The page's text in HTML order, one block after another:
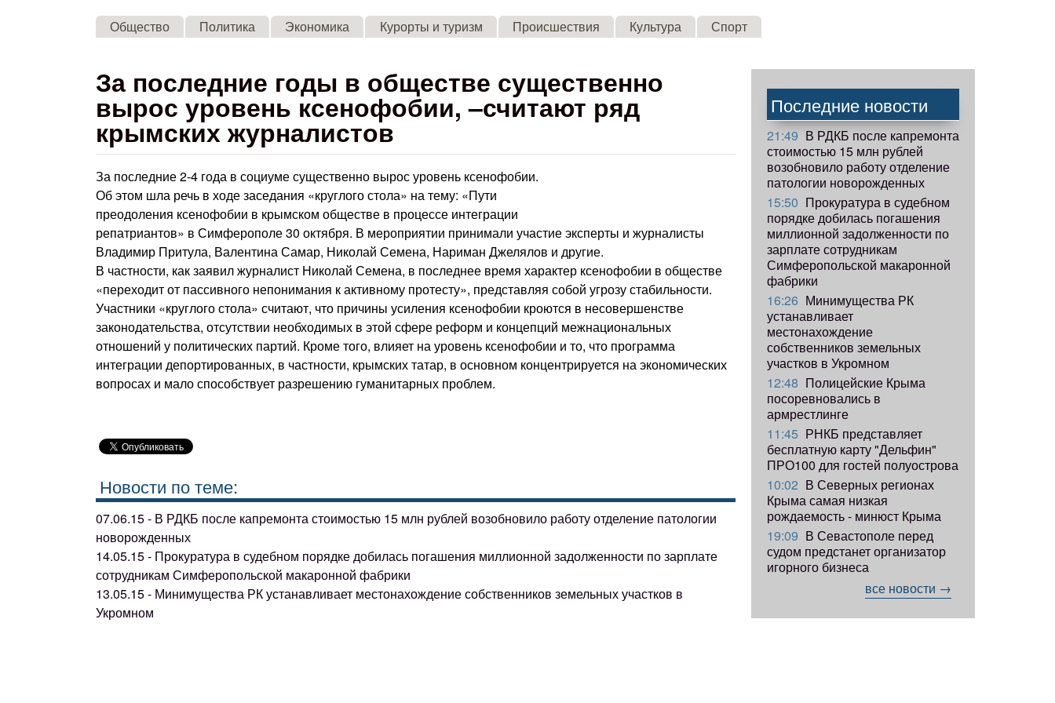
Skip to main content
Общество Политика Экономика Курорты и туризм Происшествия Культура Спорт
За последние годы в обществе существенно
вырос уровень ксенофобии, –считают ряд
крымских журналистов
За последние 2-4 года в социуме существенно вырос уровень ксенофобии.
Об этом шла речь в ходе заседания «круглого стола» на тему: «Пути
преодоления ксенофобии в крымском обществе в процессе интеграции
репатриантов» в Симферополе 30 октября. В мероприятии принимали участие эксперты и журналисты
Владимир Притула, Валентина Самар, Николай Семена, Нариман Джелялов и другие.
В частности, как заявил журналист Николай Семена, в последнее время характер ксенофобии в обществе
«переходит от пассивного непонимания к активному протесту», представляя собой угрозу стабильности.
Участники «круглого стола» считают, что причины усиления ксенофобии кроются в несовершенстве
законодательства, отсутствии необходимых в этой сфере реформ и концепций межнациональных
отношений у политических партий. Кроме того, влияет на уровень ксенофобии и то, что программа
интеграции депортированных, в частности, крымских татар, в основном концентрируется на экономических
вопросах и мало способствует разрешению гуманитарных проблем.
Новости по теме:
07.06.15 - В РДКБ после капремонта стоимостью 15 млн рублей возобновило работу отделение патологии
новорожденных
14.05.15 - Прокуратура в судебном порядке добилась погашения миллионной задолженности по зарплате
сотрудникам Симферопольской макаронной фабрики
13.05.15 - Минимущества РК устанавливает местонахождение собственников земельных участков в
Укромном
Последние новости
21:49 В РДКБ после капремонта
стоимостью 15 млн рублей
возобновило работу отделение
патологии новорожденных
15:50 Прокуратура в судебном
порядке добилась погашения
миллионной задолженности по
зарплате сотрудникам
Симферопольской макаронной
фабрики
16:26 Минимущества РК
устанавливает
местонахождение
собственников земельных
участков в Укромном
12:48 Полицейские Крыма
посоревновались в
армрестлинге
11:45 РНКБ представляет
бесплатную карту "Дельфин"
ПРО100 для гостей полуострова
10:02 В Северных регионах
Крыма самая низкая
рождаемость - минюст Крыма
19:09 В Севастополе перед
судом предстанет организатор
игорного бизнеса
все новости →